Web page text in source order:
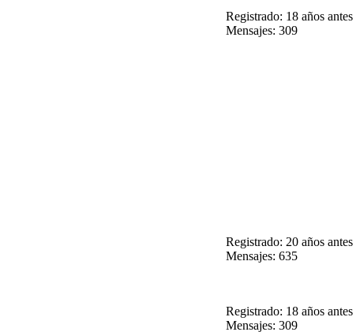
Registrado: 18 años antes
Mensajes: 309
Registrado: 20 años antes
Mensajes: 635
Registrado: 18 años antes
Mensajes: 309